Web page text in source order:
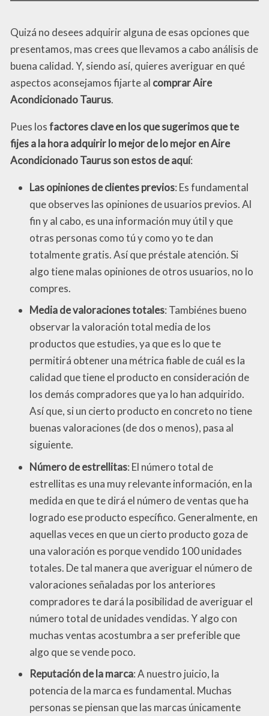
Quizá no desees adquirir alguna de esas opciones que
presentamos, mas crees que llevamos a cabo análisis de
buena calidad. Y, siendo así, quieres averiguar en qué
aspectos aconsejamos fijarte al comprar Aire
Acondicionado Taurus.
Pues losfactores clave en los que sugerimos que te
fijes a la hora adquirir lo mejor de lo mejor en Aire
Acondicionado Taurus son estos de aquí:
Las opiniones de clientes previos: Es fundamental
que observes las opiniones de usuarios previos. Al
fin y al cabo, es una información muy útil y que
otras personas como tú y como yo te dan
totalmente gratis. Así que préstale atención. Si
algo tiene malas opiniones de otros usuarios, no lo
compres.
Media de valoraciones totales: Tambiénes bueno
observar la valoración total media de los
productos que estudies, ya que es lo que te
permitirá obtener una métrica fiable de cuál es la
calidad que tiene el producto en consideración de
los demás compradores que ya lo han adquirido.
Así que, si un cierto producto en concreto no tiene
buenas valoraciones (de dos o menos), pasa al
siguiente.
Número de estrellitas: El número total de
estrellitas es una muy relevante información, en la
medida en que te dirá el número de ventas que ha
logrado ese producto específico. Generalmente, en
aquellas veces en que un cierto producto goza de
una valoración es porque vendido 100 unidades
totales. De tal manera que averiguar el número de
valoraciones señaladas por los anteriores
compradores te dará la posibilidad de averiguar el
número total de unidades vendidas. Y algo con
muchas ventas acostumbra a ser preferible que
algo que se vende poco.
Reputación de la marca: A nuestro juicio, la
potencia de la marca es fundamental. Muchas
personas se piensan que las marcas únicamente